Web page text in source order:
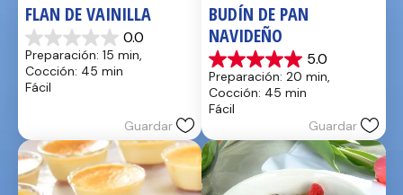
FLAN DE VAINILLA
0.0
0.0
de
5
estrellas.
Preparación: 15 min,
Cocción: 45 min
Fácil
Guardar
BUDÍN DE PAN
NAVIDEÑO
5.0
5.0
de
5
estrellas.
reseña
Preparación: 20 min,
Cocción: 45 min
Fácil
Guardar